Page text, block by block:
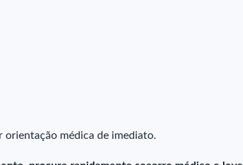
orientação médica de imediato.